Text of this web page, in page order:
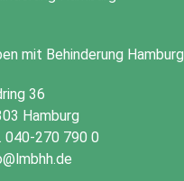
mit Behinderung Hamburg
36
Hamburg
040-270 790 0